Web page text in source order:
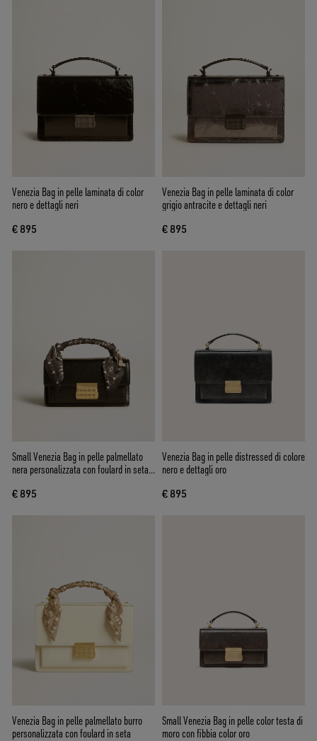
Venezia Bag in pelle laminata di color
nero e dettagli neri
€ 895
Venezia Bag in pelle laminata di color
grigio antracite e dettagli neri
€ 895
Small Venezia Bag in pelle palmellato
nera personalizzata con foulard in seta e
€ 895
Venezia Bag in pelle distressed di colore
nero e dettagli oro
€ 895
Venezia Bag in pelle palmellato burro
personalizzata con foulard in seta
Small Venezia Bag in pelle color testa di
moro con fibbia color oro